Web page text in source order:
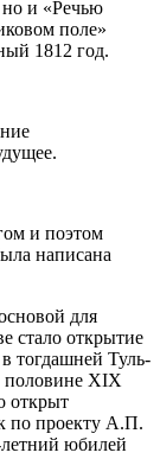
но и «Речью
поле»
1812 год.
и поэтом
написана
для
стало открытие
тогдашней Туль­
половине XIX
открыт
по проекту А.П.
юбилей